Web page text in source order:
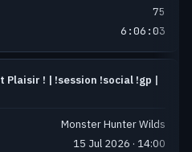
75
6:06:03
Plaisir ! | !session !social !gp |
Monster Hunter Wilds
15 Jul 2026 · 14:00